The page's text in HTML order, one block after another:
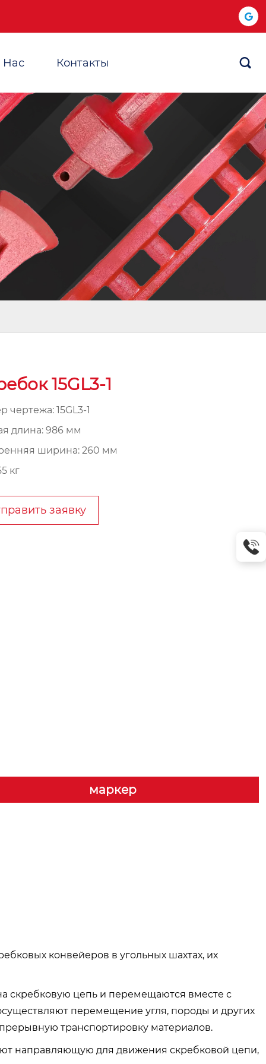
Контакты 
15GL3-1
чертежа: 15GL3-1
длина: 986 мм
ширина: 260 мм
кг
заявку
маркер
конвейеров в угольных шахтах, их
скребковую цепь и перемещаются вместе с
перемещение угля, породы и других
транспортировку материалов.
направляющую для движения скребковой цепи,